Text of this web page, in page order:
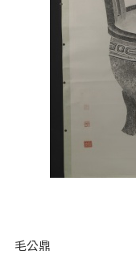
毛公鼎